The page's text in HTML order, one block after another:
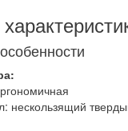
нескользящий